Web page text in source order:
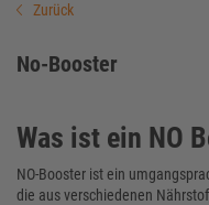
Zurück
No-Booster
Was ist ein NO
NO-Booster ist ein
die aus verschiedenen